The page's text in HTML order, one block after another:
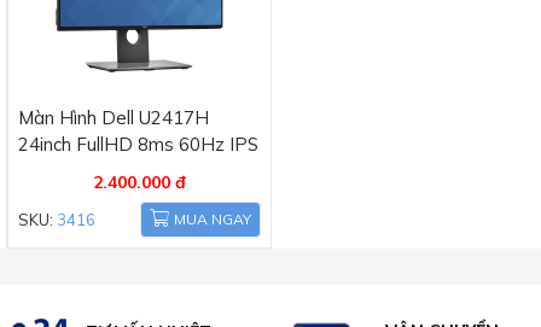
Màn Hình Dell U2417H
24inch FullHD 8ms 60Hz IPS
2.400.000 đ
SKU: 3416 MUA NGAY